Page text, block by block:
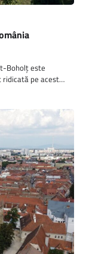
Boholţ este
ridicată pe acest…